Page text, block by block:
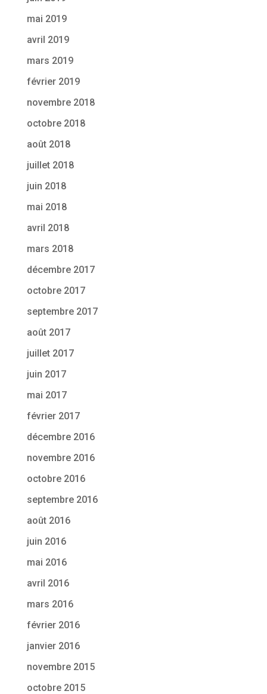
mai 2019
avril 2019
mars 2019
février 2019
novembre 2018
octobre 2018
août 2018
juillet 2018
juin 2018
mai 2018
avril 2018
mars 2018
décembre 2017
octobre 2017
septembre 2017
août 2017
juillet 2017
juin 2017
mai 2017
février 2017
décembre 2016
novembre 2016
octobre 2016
septembre 2016
août 2016
juin 2016
mai 2016
avril 2016
mars 2016
février 2016
janvier 2016
novembre 2015
octobre 2015